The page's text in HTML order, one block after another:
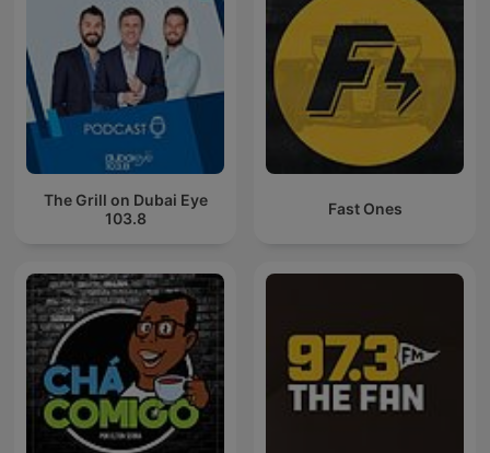
The Grill on Dubai Eye
103.8
Fast Ones